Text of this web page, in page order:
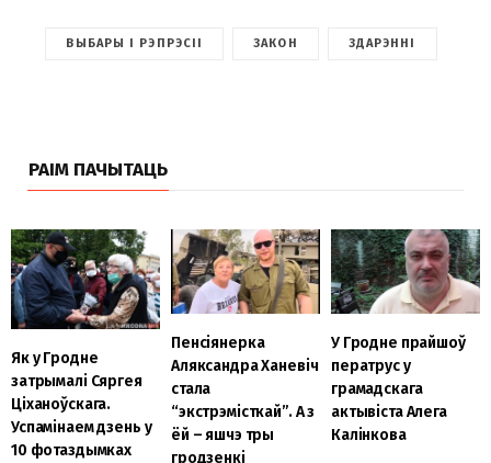
ВЫБАРЫ І РЭПРЭСІІ ЗАКОН ЗДАРЭННІ
РАІМ ПАЧЫТАЦЬ
Як у Гродне
затрымалі Сяргея
Ціханоўскага.
Успамінаем дзень у
10 фотаздымках
Пенсіянерка
Аляксандра Ханевіч
стала
“экстрэмісткай”. А з
ёй – яшчэ тры
гродзенкі
У Гродне прайшоў
ператрус у
грамадскага
актывіста Алега
Калінкова